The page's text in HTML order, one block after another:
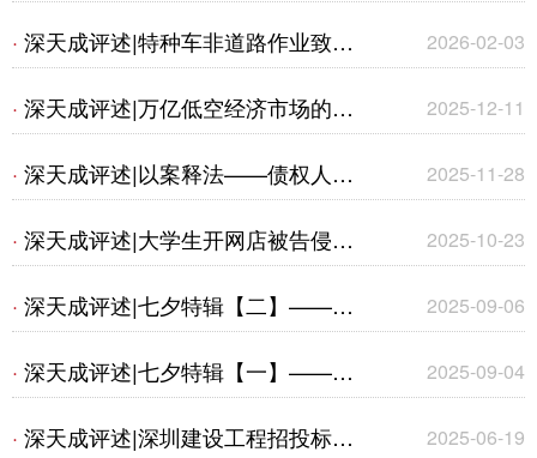
示与说明义务的新挑战
· 深天成评述|特种车非道路作业致第
三人损害——浅谈交强险赔付的司法
2026-02-03
· 深天成评述|万亿低空经济市场的法
律现状及实务应对
2025-12-11
· 深天成评述|以案释法——债权人能
否在破产程序中追缴股东出资
2025-11-28
· 深天成评述|大学生开网店被告侵权
——简析《老板电器公司与王某侵害
2025-10-23
· 深天成评述|七夕特辑【二】——婚
姻及养老相关法律要点剖析
2025-09-06
· 深天成评述|七夕特辑【一】——基
于法律视角审视社会现状下的婚姻与
2025-09-04
· 深天成评述|深圳建设工程招投标规
2025-06-19